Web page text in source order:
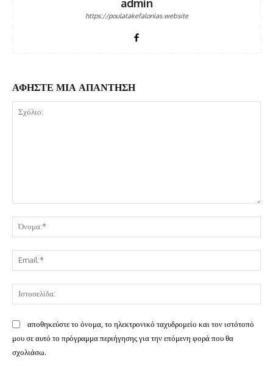
admin
https://poulatakefalonias.website
ΑΦΗΣΤΕ ΜΙΑ ΑΠΑΝΤΗΣΗ
αποθηκεύστε το όνομα, το ηλεκτρονικό ταχυδρομείο και τον ιστότοπό
μου σε αυτό το πρόγραμμα περιήγησης για την επόμενη φορά που θα
σχολιάσω.